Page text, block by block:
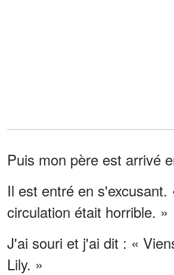
Puis mon père est arrivé
Il est entré en s'excusant.
circulation était horrible. »
J'ai souri et j'ai dit : «
Lily. »